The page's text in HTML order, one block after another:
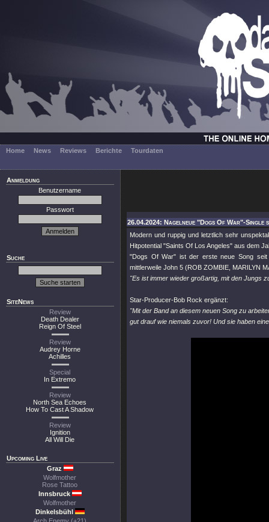
Home News Reviews Berichte Tourdaten
Anmeldung
Benutzername
Passwort
Suche
SiteNews
Review
Death Dealer
Reign Of Steel
Review
Audrey Horne
Achilles
Special
In Extremo
Review
North Sea Echoes
How To Cast A Shadow
Review
Ignition
All Will Die
Upcoming Live
Graz
Wolfmother
Rose Tattoo
Innsbruck
Wolfmother
Dinkelsbühl
26.04.2024: Nagelneue "Dogs Of War"-Single
Modern und ruppig und letztlich sehr
Hitpotential "Saints Of Los Angeles" aus dem
"Dogs Of War" ist der erste neue Song
mittlerweile John 5 (ROB ZOMBIE, MARILYN
"Es ist immer wieder großartig, mit den Jungs
Star-Producer-Bob Rock ergänzt:
"Mit der Band an diesem neuen Song zu
gut drauf wie niemals zuvor! Und sie haben